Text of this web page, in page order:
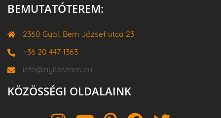
BEMUTATÓTEREM:
2360 Gyál, Bem József utca 23
+36 20 447 1363
info@nyilaszaro.eu
KÖZÖSSÉGI OLDALAINK
InstagramYouTubePinterest FacebookTwitter